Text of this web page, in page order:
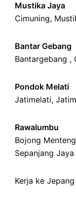
Mustika Jaya
Cimuning,
Bantar Gebang
Bantargebang ,
Pondok Melati
Jatimelati,
Rawalumbu
Bojong Menteng
Sepanjang Jaya
Kerja ke Jepang